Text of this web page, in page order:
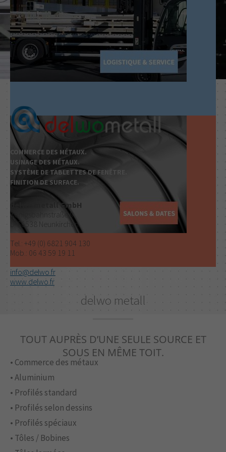
LOGISTIQUE & SERVICE
Pack sans souci
Service fiable avec garantie
SALONS & DATES
Bau
Aluminium
Fensterbau frontale
delwo metall
TOUT AUPRÈS D’UNE SEULE SOURCE ET
SOUS EN MÊME TOIT.
COMMERCE DES MÉTAUX.
USINAGE DES MÉTAUX.
SYSTÈME DE TABLETTES DE FENÊTRE.
FINITION DE SURFACE.
delwo metall GmbH
Königsbahnstraße 9
D-66538 Neunkirchen
Tel.: +49 (0) 6821 904 130
Mob.: 06 43 59 19 11
info@delwo.fr
www.delwo.fr
• Commerce des métaux
• Aluminium
• Profilés standard
• Profilés selon dessins
• Profilés spéciaux
• Tôles / Bobines